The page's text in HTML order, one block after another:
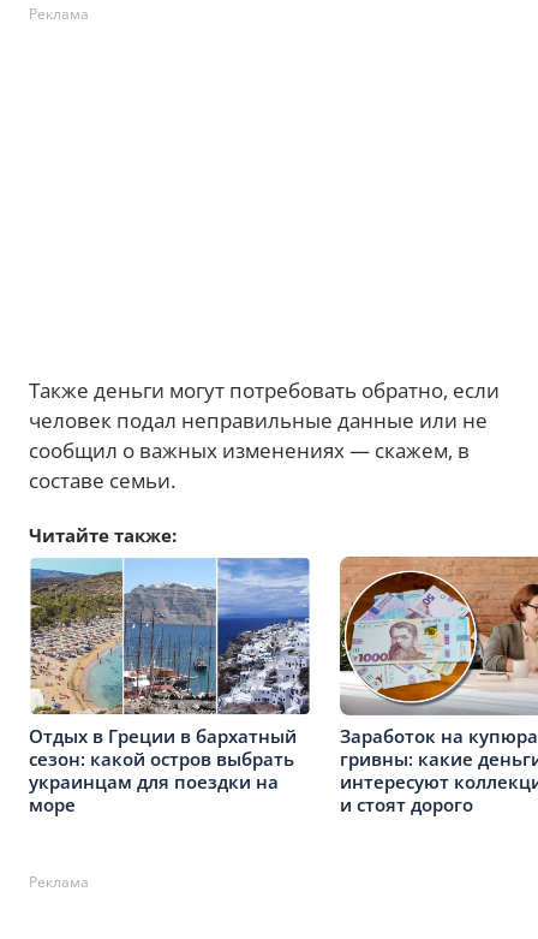
Реклама
Также деньги могут потребовать обратно, если
человек подал неправильные данные или не
сообщил о важных изменениях — скажем, в
составе семьи.
Читайте также:
Отдых в Греции в бархатный
сезон: какой остров выбрать
украинцам для поездки на
море
Заработок на
гривны: какие
интересуют
и стоят дорого
Реклама